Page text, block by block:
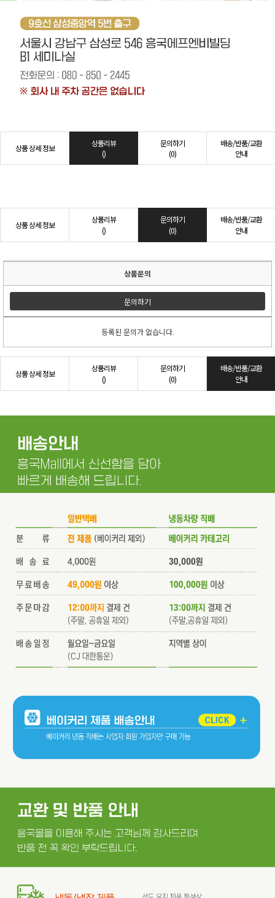
상품 상세 정보
상품리뷰
()
문의하기
(0)
배송/반품/교환
안내
상품 상세 정보
상품리뷰
()
문의하기
(0)
배송/반품/교환
안내
상품문의
문의하기
등록된 문의가 없습니다.
상품 상세 정보
상품리뷰
()
문의하기
(0)
배송/반품/교환
안내